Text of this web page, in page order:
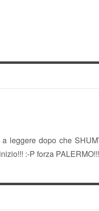
leggere dopo che
:-P forza PALERMO!!!